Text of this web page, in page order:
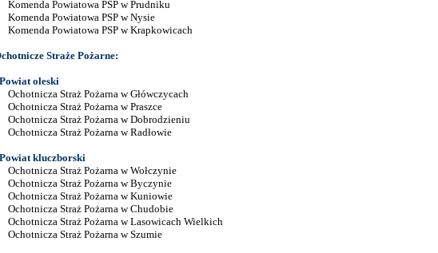
Komenda Powiatowa PSP w Prudniku
Komenda Powiatowa PSP w Nysie
Komenda Powiatowa PSP w Krapkowicach
Straże Pożarne:
oleski
Ochotnicza Straż Pożarna w Główczycach
Ochotnicza Straż Pożarna w Praszce
Ochotnicza Straż Pożarna w Dobrodzieniu
Ochotnicza Straż Pożarna w Radłowie
kluczborski
Ochotnicza Straż Pożarna w Wołczynie
Ochotnicza Straż Pożarna w Byczynie
Ochotnicza Straż Pożarna w Kuniowie
Ochotnicza Straż Pożarna w Chudobie
Ochotnicza Straż Pożarna w Lasowicach Wielkich
Ochotnicza Straż Pożarna w Szumie